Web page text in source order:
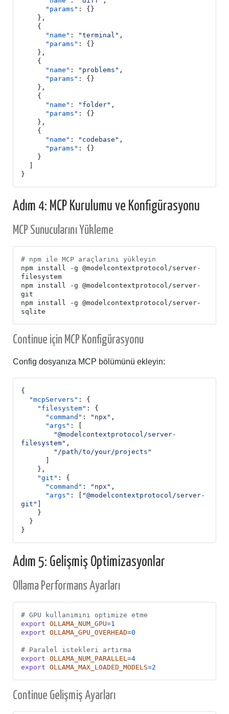
"params" :
{}
},
{
"name" : "terminal" ,
"params" :
{}
},
{
"name" : "problems" ,
"params" :
{}
},
{
"name" : "folder" ,
"params" :
{}
},
{
"name" : "codebase" ,
"params" :
{}
}
]
}
Adım 4: MCP Kurulumu ve Konfigürasyonu
MCP Sunucularını Yükleme
# npm ile MCP araçlarını yükleyin
npm install -g @modelcontextprotocol/server-
npm install -g @modelcontextprotocol/server-
npm install -g @modelcontextprotocol/server-
Continue için MCP Konfigürasyonu
Config dosyanıza MCP bölümünü ekleyin:
{
"mcpServers" :
{
"filesystem" :
{
"command" : "npx" ,
"args" :
"@modelcontextprotocol/server-
filesystem" ,
"/path/to/your/projects"
},
"git" :
{
"command" : "npx" ,
"args" :
"@modelcontextprotocol/server-
git"
}
}
}
Adım 5: Gelişmiş Optimizasyonlar
Ollama Performans Ayarları
# GPU kullanımını optimize etme
export OLLAMA_NUM_GPU=1
export OLLAMA_GPU_OVERHEAD=0
# Paralel istekleri artırma
export OLLAMA_NUM_PARALLEL =4
export OLLAMA_MAX_LOADED_MODELS=2
Continue Gelişmiş Ayarları